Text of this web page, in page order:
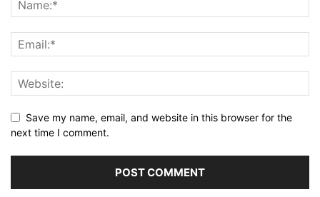
Save my name, email, and website in this browser for the
next time I comment.